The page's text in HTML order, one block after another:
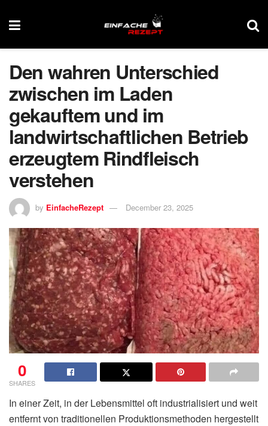
Den wahren Unterschied
zwischen im Laden
gekauftem und im
landwirtschaftlichen Betrieb
erzeugtem Rindfleisch
verstehen
by EinfacheRezept December 23, 2025
0
SHARES
In einer Zeit, in der Lebensmittel oft industrialisiert und weit
entfernt von traditionellen Produktionsmethoden hergestellt